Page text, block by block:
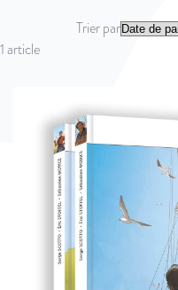
1article
Trier par